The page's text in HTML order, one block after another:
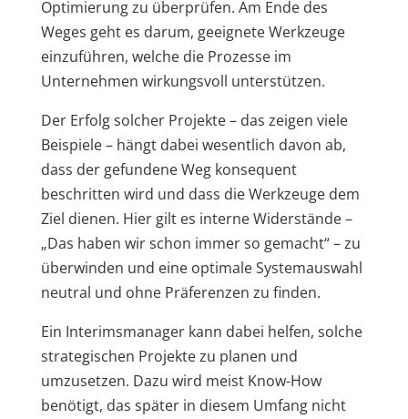
Optimierung zu überprüfen. Am Ende des
Weges geht es darum, geeignete Werkzeuge
einzuführen, welche die Prozesse im
Unternehmen wirkungsvoll unterstützen.
Der Erfolg solcher Projekte – das zeigen viele
Beispiele – hängt dabei wesentlich davon ab,
dass der gefundene Weg konsequent
beschritten wird und dass die Werkzeuge dem
Ziel dienen. Hier gilt es interne Widerstände –
„Das haben wir schon immer so gemacht“ – zu
überwinden und eine optimale Systemauswahl
neutral und ohne Präferenzen zu finden.
Ein Interimsmanager kann dabei helfen, solche
strategischen Projekte zu planen und
umzusetzen. Dazu wird meist Know-How
benötigt, das später in diesem Umfang nicht